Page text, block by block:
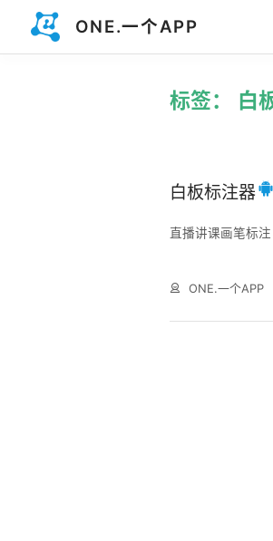
ONE.一个APP
标签： 白
白板标注器
直播讲课画笔标注
ONE.一个APP